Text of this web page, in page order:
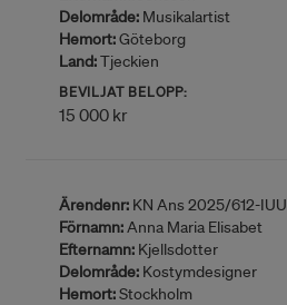
Delområde: Musikalartist
Hemort:Göteborg
Land:Tjeckien
BEVILJAT BELOPP:
15 000 kr
Ärendenr: KN Ans 2025/612-IUU
Förnamn:Anna Maria Elisabet
Efternamn: Kjellsdotter
Delområde: Kostymdesigner
Hemort:Stockholm